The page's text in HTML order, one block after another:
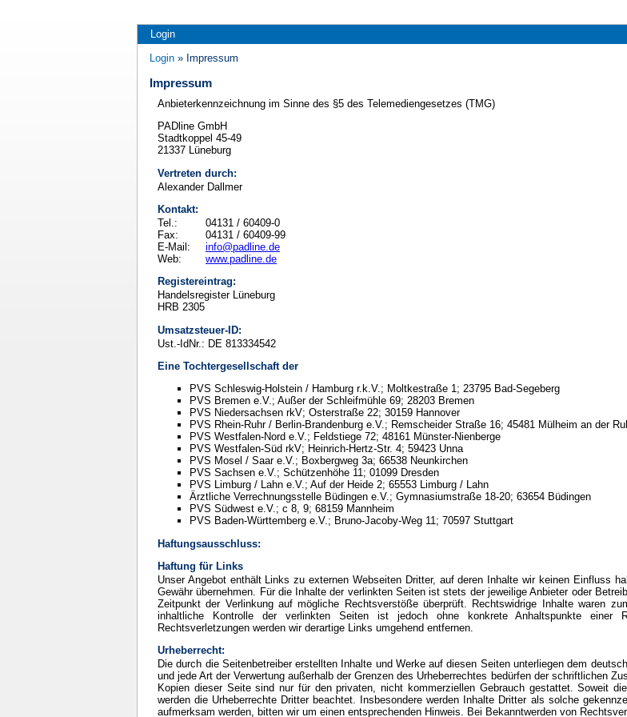
Login
Login » Impressum
Impressum
Anbieterkennzeichnung im Sinne des §5 des Telemediengesetzes (TMG)
PADline GmbH
Stadtkoppel 45-49
21337 Lüneburg
Vertreten durch:
Alexander Dallmer
Kontakt:
Tel.:
04131 / 60409-0
Fax:
04131 / 60409-99
E-Mail:
info@padline.de
Web:
www.padline.de
Registereintrag:
Handelsregister Lüneburg
HRB 2305
Umsatzsteuer-ID:
Ust.-IdNr.: DE 813334542
Eine Tochtergesellschaft der
PVS Schleswig-Holstein / Hamburg r.k.V.; Moltkestraße 1; 23795 Bad-Segeberg
PVS Bremen e.V.; Außer der Schleifmühle 69; 28203 Bremen
PVS Niedersachsen rkV; Osterstraße 22; 30159 Hannover
PVS Rhein-Ruhr / Berlin-Brandenburg e.V.; Remscheider Straße 16; 45481 Mülheim an der
PVS Westfalen-Nord e.V.; Feldstiege 72; 48161 Münster-Nienberge
PVS Westfalen-Süd rkV; Heinrich-Hertz-Str. 4; 59423 Unna
PVS Mosel / Saar e.V.; Boxbergweg 3a; 66538 Neunkirchen
PVS Sachsen e.V.; Schützenhöhe 11; 01099 Dresden
PVS Limburg / Lahn e.V.; Auf der Heide 2; 65553 Limburg / Lahn
Ärztliche Verrechnungsstelle Büdingen e.V.; Gymnasiumstraße 18-20; 63654 Büdingen
PVS Südwest e.V.; c 8, 9; 68159 Mannheim
PVS Baden-Württemberg e.V.; Bruno-Jacoby-Weg 11; 70597 Stuttgart
Haftungsausschluss:
Haftung für Links
Unser Angebot enthält Links zu externen Webseiten Dritter, auf deren Inhalte wir keinen Einfluss
Gewähr übernehmen. Für die Inhalte der verlinkten Seiten ist stets der jeweilige Anbieter oder
Zeitpunkt der Verlinkung auf mögliche Rechtsverstöße überprüft. Rechtswidrige Inhalte waren
inhaltliche Kontrolle der verlinkten Seiten ist jedoch ohne konkrete Anhaltspunkte einer
Rechtsverletzungen werden wir derartige Links umgehend entfernen.
Urheberrecht:
Die durch die Seitenbetreiber erstellten Inhalte und Werke auf diesen Seiten unterliegen dem
und jede Art der Verwertung außerhalb der Grenzen des Urheberrechtes bedürfen der schriftlichen
Kopien dieser Seite sind nur für den privaten, nicht kommerziellen Gebrauch gestattet. Soweit
werden die Urheberrechte Dritter beachtet. Insbesondere werden Inhalte Dritter als solche
aufmerksam werden, bitten wir um einen entsprechenden Hinweis. Bei Bekanntwerden von